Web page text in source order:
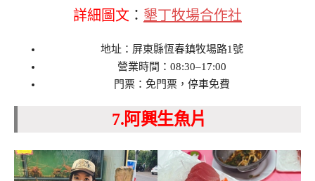
詳細圖文 ： 墾丁牧場合作社
地址：屏東縣恆春鎮牧場路1號
營業時間：08:30–17:00
門票：免門票，停車免費
7.阿興生魚片